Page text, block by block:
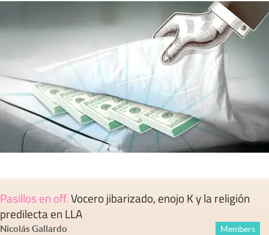
Pasillos en off.Vocero jibarizado, enojo K y la religión
predilecta en LLA
Nicolás Gallardo Members